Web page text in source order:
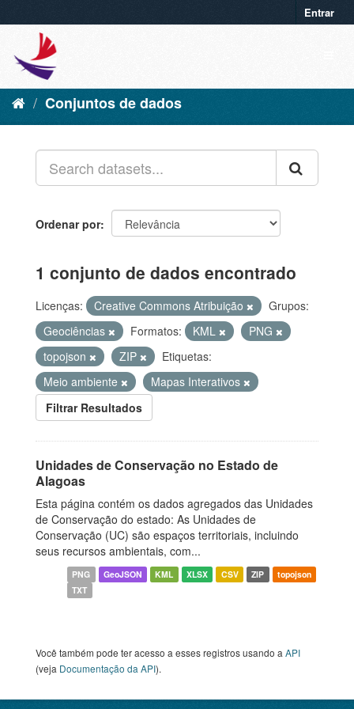
Entrar
Conjuntos de dados
Ordenar por
1 conjunto de dados encontrado
Licenças: Creative Commons Atribuição
Grupos:
Geociências
Formatos: KML
PNG
topojson
ZIP
Etiquetas:
Meio ambiente
Mapas Interativos
Filtrar Resultados
Unidades de Conservação no Estado de
Alagoas
Esta página contém os dados agregados das Unidades
de Conservação do estado: As Unidades de
Conservação (UC) são espaços territoriais, incluindo
seus recursos ambientais, com...
PNG GeoJSON KML XLSX CSV ZIP
topojson
TXT
Você também pode ter acesso a esses registros usando a API
(veja Documentação da API).